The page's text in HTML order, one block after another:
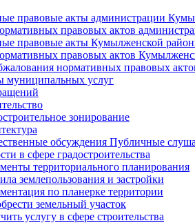
правовые акты администрации
правовых актов
правовые акты Кумылженской
правовых актов
нормативных правовых
муниципальных услуг
зонирование
обсуждения Публичные
в сфере градостроительства
территориального планирования
землепользования и застройки
по планерке территории
земельный участок
услугу в сфере строительства